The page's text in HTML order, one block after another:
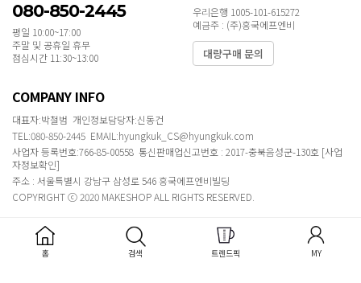
080-850-2445
평일 10:00~17:00
주말 및 공휴일 휴무
점심시간 11:30~13:00
우리은행 1005-101-615272
예금주 : (주)흥국에프엔비
대량구매 문의
COMPANY INFO
대표자:박철범 개인정보담당자:신동건
TEL:080-850-2445 EMAIL:hyungkuk_CS@hyungkuk.com
사업자 등록번호:766-85-00558 통신판매업신고번호 : 2017-충북음성군-130호 [사업
자정보확인]
주소 : 서울특별시 강남구 삼성로 546 흥국에프엔비빌딩
COPYRIGHT ⓒ 2020 MAKESHOP ALL RIGHTS RESERVED.
홈 검색 트렌드픽 MY